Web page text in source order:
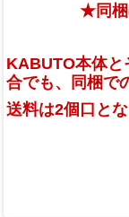
★同梱
KABUTO本体と
合でも、同梱で
送料は2個口と